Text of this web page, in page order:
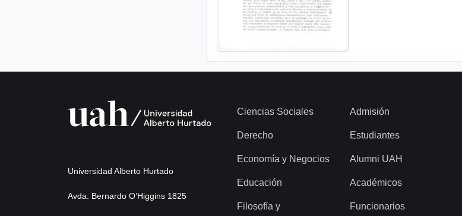
Universidad Alberto Hurtado
Avda. Bernardo O’Higgins 1825
Ciencias Sociales
Derecho
Economía y Negocios
Educación
Filosofía y
Admisión
Estudiantes
Alumni UAH
Académicos
Funcionarios